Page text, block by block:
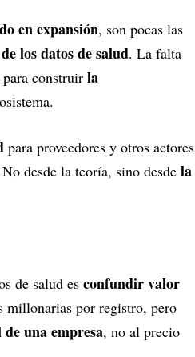
en expansión, son pocas las
los datos de salud. La falta
construir la
para proveedores y otros actores
desde la teoría, sino desde la
de salud es confundir valor
millonarias por registro, pero
una empresa, no al precio